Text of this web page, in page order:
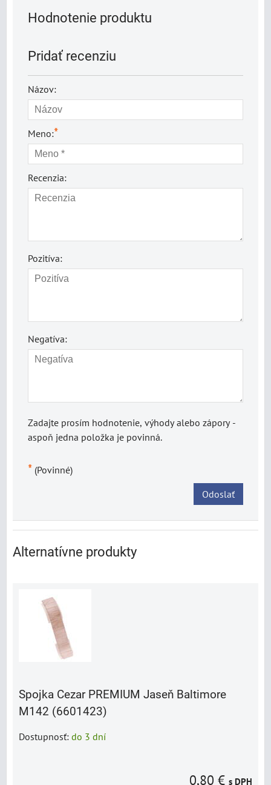
Hodnotenie produktu
Pridať recenziu
Názov:
Meno:*
Recenzia:
Pozitíva:
Negatíva:
Zadajte prosím hodnotenie, výhody alebo zápory -
aspoň jedna položka je povinná.
* (Povinné)
Odoslať
Alternatívne produkty
Spojka Cezar PREMIUM Jaseň Baltimore
M142 (6601423)
Dostupnosť: do 3 dní
0,80 € s DPH